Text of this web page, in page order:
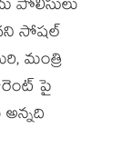
పోలీసులు
సోషల్
మంత్రి
పై